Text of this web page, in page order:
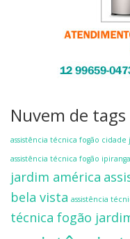
Nuvem de tags
assistência técnica fogão cidade
assistência técnica fogão ipiranga
jardim américa
bela vista assistência
técnica fogão